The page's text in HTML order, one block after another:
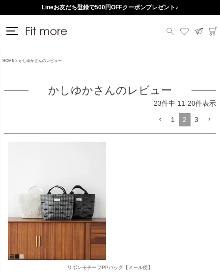
Lineお友だち登録で500円OFFクーポンプレゼント♪
送料一律290円（北海道・沖縄・一部地域除く）
HOME かしゆかさんのレビュー
かしゆかさんのレビュー
23件中 11-20件表示
1 2 3
リボンモチーフPPバッグ【メール便】